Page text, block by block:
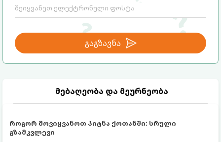
გაგზავნა
მებაღეობა და მეურნეობა
როგორ მოვიყვანოთ პიტნა ქოთანში: სრული
გზამკვლევი